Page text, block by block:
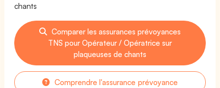
chants
Comparer les assurances prévoyances
TNS pour Opérateur / Opératrice sur
plaqueuses de chants
Comprendre l'assurance prévoyance